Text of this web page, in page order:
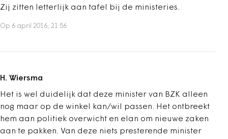
Zij zitten letterlijk aan tafel bij de ministeries.
Op 6 april 2016, 21:56
H. Wiersma
Het is wel duidelijk dat deze minister van BZK alleen
nog maar op de winkel kan/wil passen. Het ontbreekt
hem aan politiek overwicht en elan om nieuwe zaken
aan te pakken. Van deze niets presterende minister